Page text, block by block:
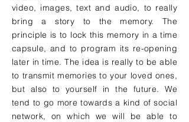
video, images, text and audio, to really
bring a story to the memory. The
principle is to lock this memory in a time
capsule, and to program its re-opening
later in time. The idea is really to be able
to transmit memories to your loved ones,
but also to yourself in the future. We
tend to go more towards a kind of social
network, on which we will be able to